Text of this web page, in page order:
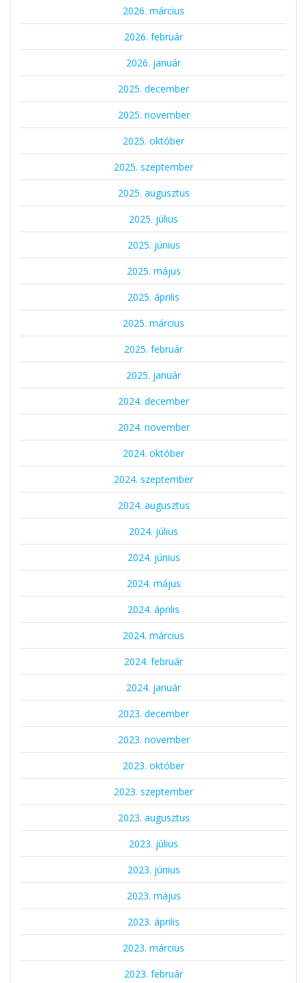
2026. március
2026. február
2026. január
2025. december
2025. november
2025. október
2025. szeptember
2025. augusztus
2025. július
2025. június
2025. május
2025. április
2025. március
2025. február
2025. január
2024. december
2024. november
2024. október
2024. szeptember
2024. augusztus
2024. július
2024. június
2024. május
2024. április
2024. március
2024. február
2024. január
2023. december
2023. november
2023. október
2023. szeptember
2023. augusztus
2023. július
2023. június
2023. május
2023. április
2023. március
2023. február